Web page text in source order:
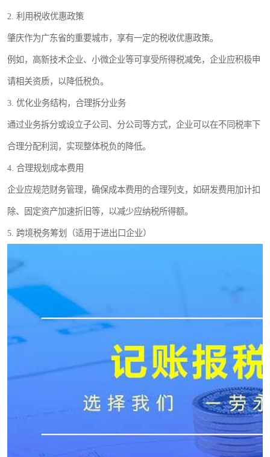
2. 利用税收优惠政策
肇庆作为广东省的重要城市，享有一定的税收优惠政策。
例如，高新技术企业、小微企业等可享受所得税减免，企业应积极申
请相关资质，以降低税负。
3. 优化业务结构，合理拆分业务
通过业务拆分或设立子公司、分公司等方式，企业可以在不同税率下
合理分配利润，实现整体税负的降低。
4. 合理规划成本费用
企业应规范财务管理，确保成本费用的合理列支，如研发费用加计扣
除、固定资产加速折旧等，以减少应纳税所得额。
5. 跨境税务筹划（适用于进出口企业）